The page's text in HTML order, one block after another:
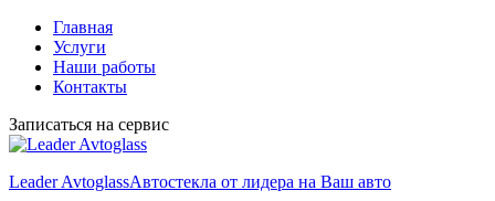
Главная
Услуги
Наши работы
Контакты
Записаться на сервис
Leader AvtoglassАвтостекла от лидера на Ваш авто